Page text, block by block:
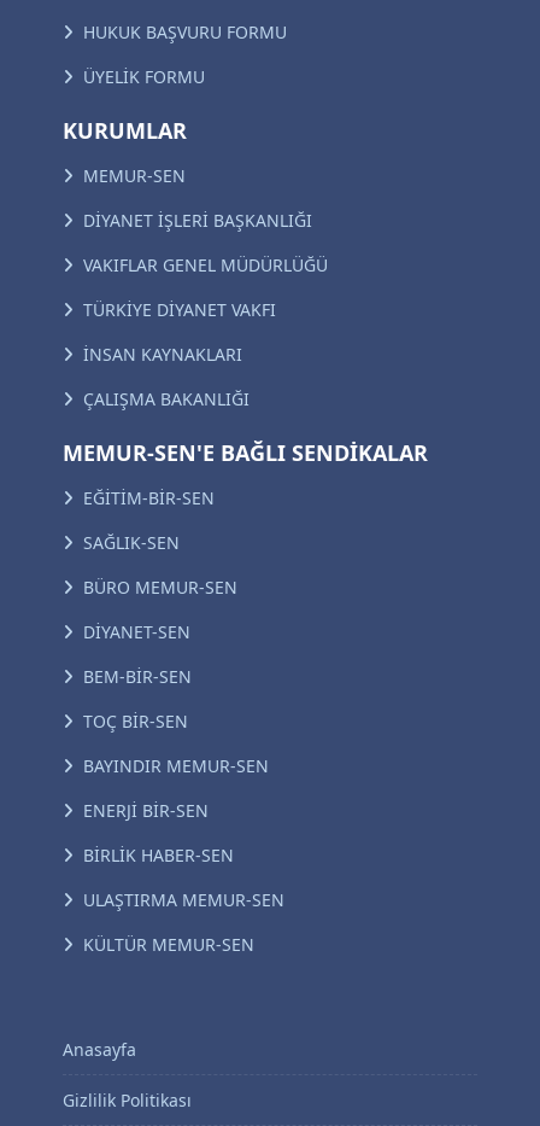
HUKUK BAŞVURU FORMU
ÜYELİK FORMU
KURUMLAR
MEMUR-SEN
DİYANET İŞLERİ BAŞKANLIĞI
VAKIFLAR GENEL MÜDÜRLÜĞÜ
TÜRKİYE DİYANET VAKFI
İNSAN KAYNAKLARI
ÇALIŞMA BAKANLIĞI
MEMUR-SEN'E BAĞLI SENDİKALAR
EĞİTİM-BİR-SEN
SAĞLIK-SEN
BÜRO MEMUR-SEN
DİYANET-SEN
BEM-BİR-SEN
TOÇ BİR-SEN
BAYINDIR MEMUR-SEN
ENERJİ BİR-SEN
BİRLİK HABER-SEN
ULAŞTIRMA MEMUR-SEN
KÜLTÜR MEMUR-SEN
Anasayfa
Gizlilik Politikası